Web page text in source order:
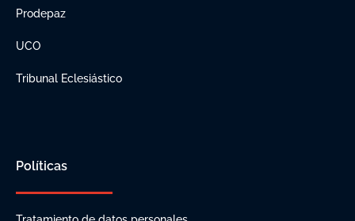
Prodepaz
UCO
Tribunal Eclesiástico
Políticas